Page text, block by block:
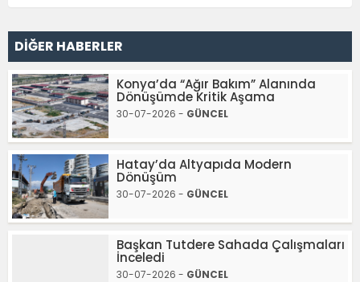
DİĞER HABERLER
Konya’da “Ağır Bakım” Alanında
Dönüşümde Kritik Aşama
30-07-2026 - GÜNCEL
Hatay’da Altyapıda Modern
Dönüşüm
30-07-2026 - GÜNCEL
Başkan Tutdere Sahada Çalışmaları
İnceledi
30-07-2026 - GÜNCEL